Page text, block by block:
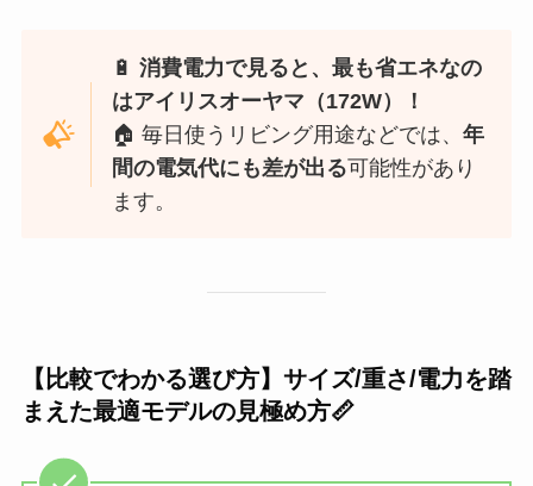
🔋消費電力で見ると、最も省エネなの
はアイリスオーヤマ（172W）！
🏠 毎日使うリビング用途などでは、年
間の電気代にも差が出る可能性があり
ます。
【比較でわかる選び方】サイズ/重さ/電力を踏
まえた最適モデルの見極め方📏